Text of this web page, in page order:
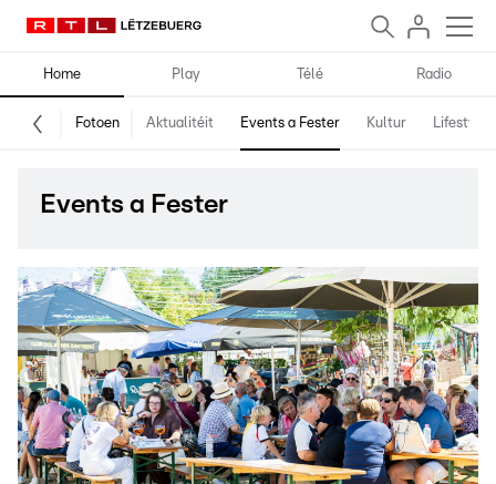
Home Play Télé Radio
Fotoen Aktualitéit Events a Fester Kultur Lifestyle
Events a Fester